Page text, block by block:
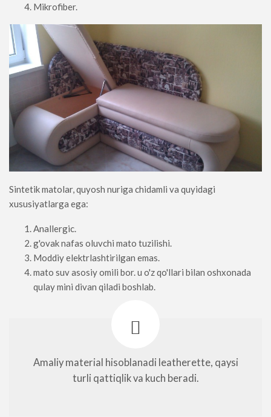
Mikrofiber.
Sintetik matolar, quyosh nuriga chidamli va quyidagi
xususiyatlarga ega:
Anallergic.
g'ovak nafas oluvchi mato tuzilishi.
Moddiy elektrlashtirilgan emas.
mato suv asosiy omili bor. u o'z qo'llari bilan oshxonada
qulay mini divan qiladi boshlab.
Amaliy material hisoblanadi leatherette, qaysi
turli qattiqlik va kuch beradi.